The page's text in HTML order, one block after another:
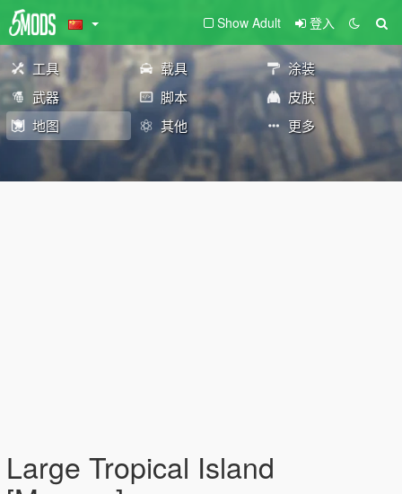
Show Adult 登入
工具 载具
涂装
武器
脚本
皮肤
地图
其他 更多
Large Tropical Island